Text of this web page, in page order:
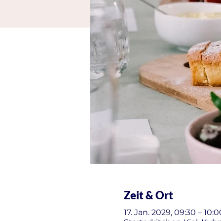
Zeit & Ort
17. Jan. 2029, 09:30 –